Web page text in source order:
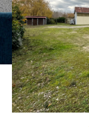
Budget
Budget
Surface
Surface
Pièces